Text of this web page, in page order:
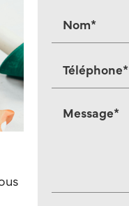
Nom*
Téléphone*
Message*